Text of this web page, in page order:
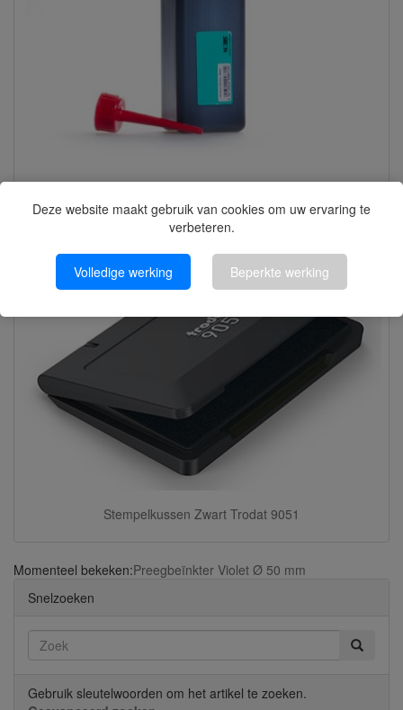
Deze website maakt gebruik van cookies om uw ervaring te
verbeteren.
Volledige werking Beperkte werking
Stempelkussen Zwart Trodat 9051
Momenteel bekeken:Preegbeïnkter Violet Ø 50 mm
Snelzoeken
Gebruik sleutelwoorden om het artikel te zoeken.